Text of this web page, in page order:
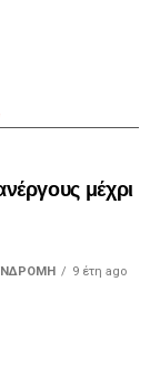
μέχρι
9 έτη ago